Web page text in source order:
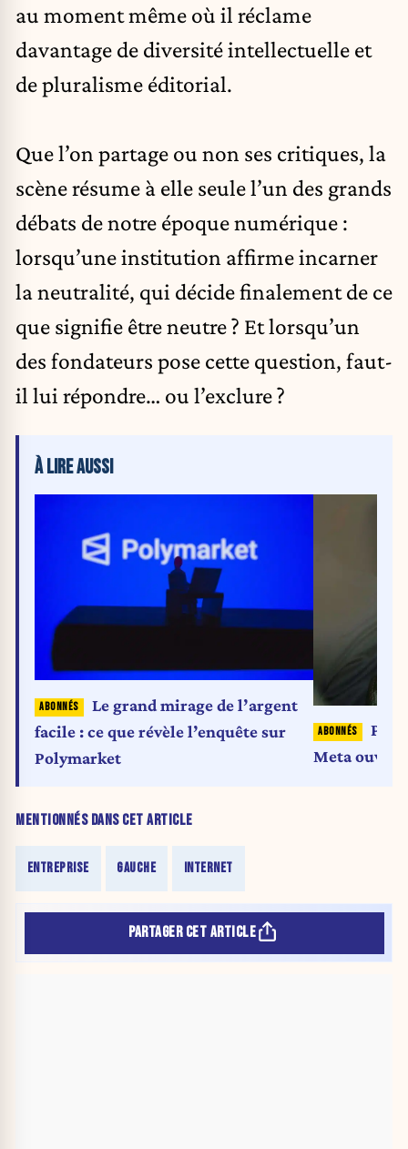
au moment même où il réclame
davantage de diversité intellectuelle et
de pluralisme éditorial.
Que l’on partage ou non ses critiques, la
scène résume à elle seule l’un des grands
débats de notre époque numérique :
lorsqu’une institution affirme incarner
la neutralité, qui décide finalement de ce
que signifie être neutre ? Et lorsqu’un
des fondateurs pose cette question, faut-
il lui répondre… ou l’exclure ?
MENTIONNÉS DANS CET ARTICLE
ENTREPRISE GAUCHE INTERNET
À LIRE AUSSI
Le grand mirage de l’argent
facile : ce que révèle l’enquête sur
Polymarket
Meta ouvre
PARTAGER CET ARTICLE